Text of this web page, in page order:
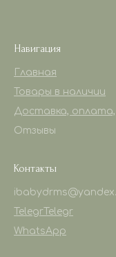
Навигация
Главная
Товары в наличии
Доставка,
Отзывы
Контакты
TelegrTelegr
WhatsApp